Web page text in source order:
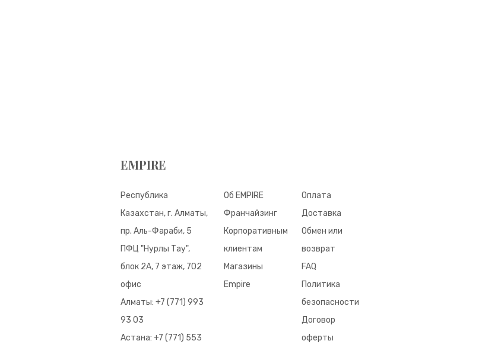
EMPIRE
Республика
Казахстан, г. Алматы,
пр. Аль-Фараби, 5
ПФЦ "Нурлы Тау",
блок 2А, 7 этаж, 702
офис
Алматы: +7 (771) 993
93 03
Астана: +7 (771) 553
Об EMPIRE
Франчайзинг
Корпоративным
клиентам
Магазины
Empire
Оплата
Доставка
Обмен или
возврат
FAQ
Политика
безопасности
Договор
оферты